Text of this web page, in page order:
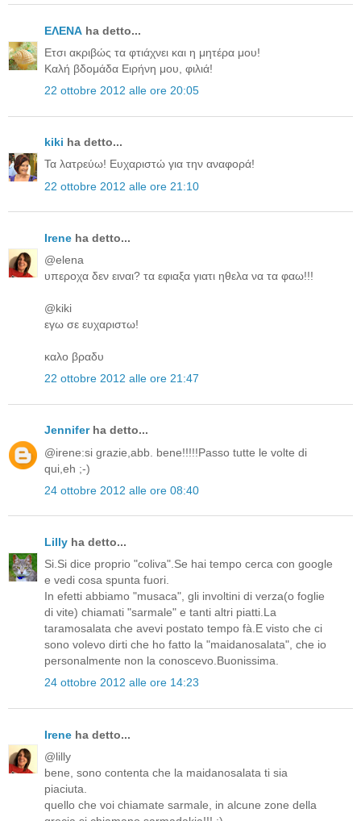
ΕΛΕΝΑ ha detto...
Ετσι ακριβώς τα φτιάχνει και η μητέρα μου!
Καλή βδομάδα Ειρήνη μου, φιλιά!
22 ottobre 2012 alle ore 20:05
kiki ha detto...
Τα λατρεύω! Ευχαριστώ για την αναφορά!
22 ottobre 2012 alle ore 21:10
Irene ha detto...
@elena
υπεροχα δεν ειναι? τα εφιαξα γιατι ηθελα να τα φαω!!!
@kiki
εγω σε ευχαριστω!
καλο βραδυ
22 ottobre 2012 alle ore 21:47
Jenniferha detto...
@irene:si grazie,abb. bene!!!!!Passo tutte le volte di
qui,eh ;-)
24 ottobre 2012 alle ore 08:40
Lilly ha detto...
Si.Si dice proprio "coliva".Se hai tempo cerca con google
e vedi cosa spunta fuori.
In efetti abbiamo "musaca", gli involtini di verza(o foglie
di vite) chiamati "sarmale" e tanti altri piatti.La
taramosalata che avevi postato tempo fà.E visto che ci
sono volevo dirti che ho fatto la "maidanosalata", che io
personalmente non la conoscevo.Buonissima.
24 ottobre 2012 alle ore 14:23
Irene ha detto...
@lilly
bene, sono contenta che la maidanosalata ti sia
piaciuta.
quello che voi chiamate sarmale, in alcune zone della